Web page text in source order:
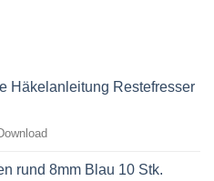
Häkelanleitung Restefresser
rund 8mm Blau 10 Stk.